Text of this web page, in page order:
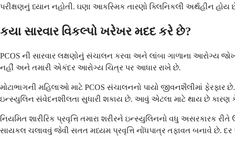
પરીક્ષણનું ધ્યાન નહોતી. ઘણા આકસ્મિક તારણો ક્લિનિકલી અર્થહીન
કયા સારવાર વિકલ્પો ખરેખર મદદ કરે છે?
PCOS ની સારવાર લક્ષણોનું સંચાલન કરવા અને લાંબા ગાળાના આરોગ્ય
નહીં અને તમારી એકંદર આરોગ્ય ચિત્ર પર આધાર રાખે છે.
મોટાભાગની મહિલાઓ માટે PCOS સંચાલનનો પાયો જીવનશૈલીમાં
ઇન્સ્યુલિન સંવેદનશીલતા સુધારી શકાય છે. આવું એટલા માટે થાય છે કારણ કે
નિયમિત શારીરિક પ્રવૃત્તિ તમારા શરીરને ઇન્સ્યુલિનનો વધુ
સાયકલ ચલાવવું જેવી સતત મધ્યમ પ્રવૃત્તિ નોંધપાત્ર તફાવત બનાવે છે.